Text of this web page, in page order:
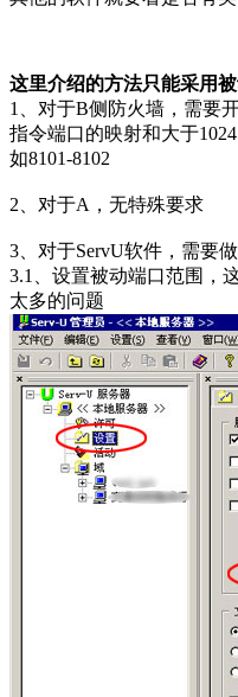
这里介绍的方法只能采用被
1、对于B侧防火墙，需要
指令端口的映射和大于
如8101-8102
2、对于A，无特殊要求
3、对于ServU软件，需要
3.1、设置被动端口范围，
太多的问题